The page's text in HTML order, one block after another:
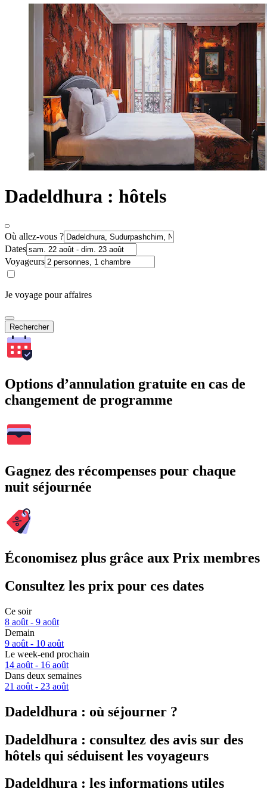
Dadeldhura : hôtels
Où allez-vous ?
Dates
Voyageurs
Je voyage pour affaires
Rechercher
Options d’annulation gratuite en cas de
changement de programme
Gagnez des récompenses pour chaque
nuit séjournée
Économisez plus grâce aux Prix membres
Consultez les prix pour ces dates
Ce soir
8 août - 9 août
Demain
9 août - 10 août
Le week-end prochain
14 août - 16 août
Dans deux semaines
21 août - 23 août
Dadeldhura : où séjourner ?
Dadeldhura : consultez des avis sur des
hôtels qui séduisent les voyageurs
Dadeldhura : les informations utiles